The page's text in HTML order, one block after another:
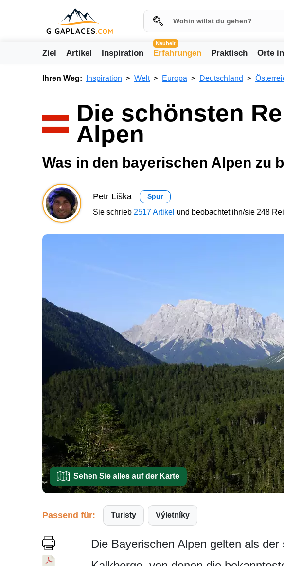
Ziel Artikel Inspiration
Neuheit
Erfahrungen Praktisch Orte
Ihren Weg: Inspiration Welt Europa Deutschland
Die schönsten
Alpen
Was in den bayerischen Alpen zu
Petr Liška Spur
Sie schrieb 2517 Artikel und beobachtet ihn/sie 248
Sehen Sie alles auf der Karte
Passend für: Turisty Výletníky
Die Bayerischen Alpen gelten als